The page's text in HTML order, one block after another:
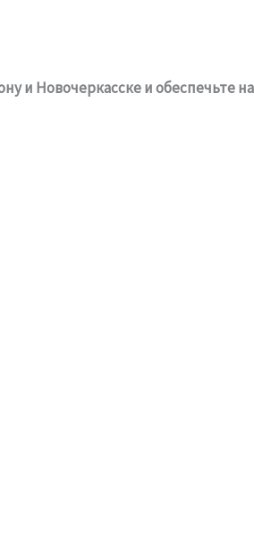
и Новочеркасске и обеспечьте